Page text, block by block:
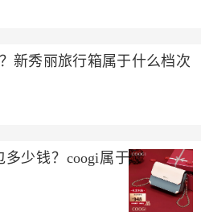
新秀丽旅行箱属于什么档次
少钱？coogi属于什么档次